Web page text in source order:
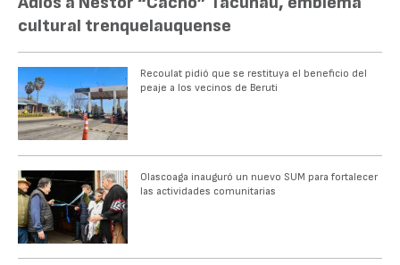
cultural trenquelauquense
Recoulat pidió que se restituya el beneficio del
peaje a los vecinos de Beruti
Olascoaga inauguró un nuevo SUM para fortalecer
las actividades comunitarias